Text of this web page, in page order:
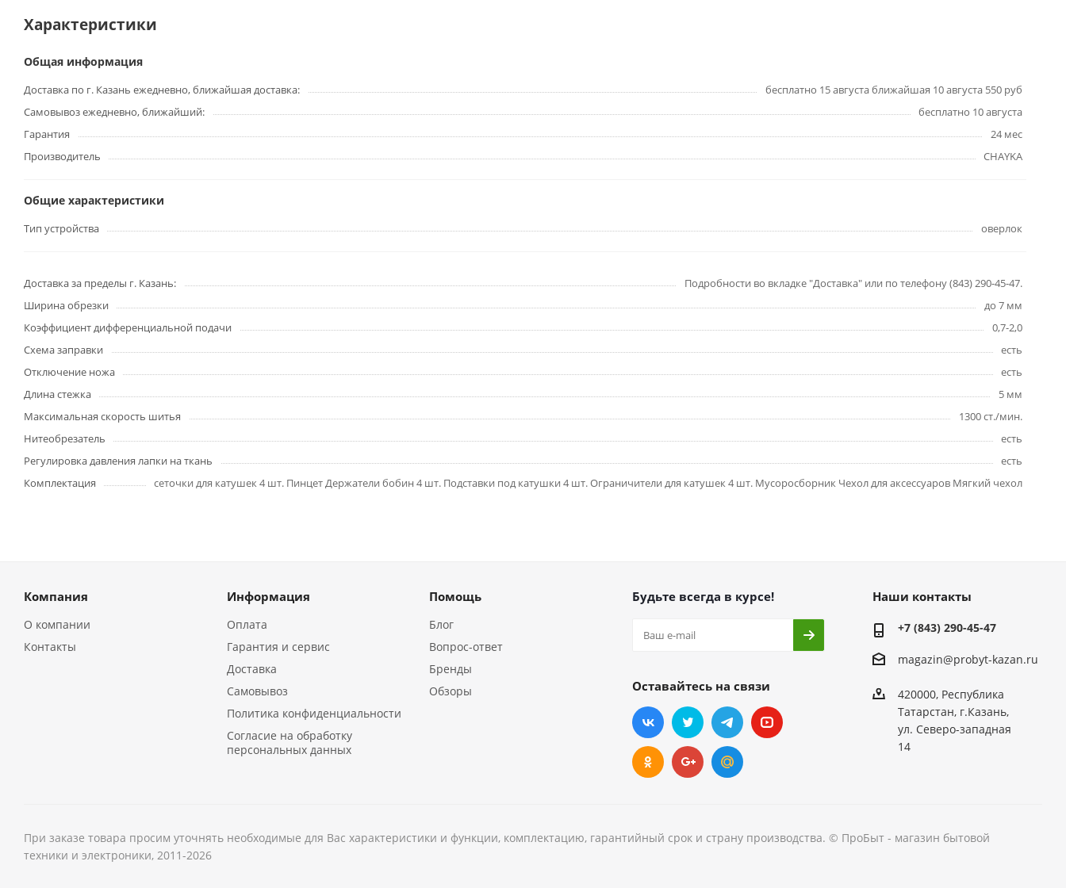
Характеристики
Общая информация
Доставка по г. Казань ежедневно, ближайшая доставка:
бесплатно 15 августа ближайшая 10 августа 550 руб
Самовывоз ежедневно, ближайший:
бесплатно 10 августа
Гарантия
24 мес
Производитель
CHAYKA
Общие характеристики
Тип устройства оверлок
Доставка за пределы г. Казань:
Подробности во вкладке "Доставка" или по телефону (843) 290-45-47.
Ширина обрезки
до 7 мм
Коэффициент дифференциальной подачи
0,7-2,0
Схема заправки
есть
Отключение ножа
есть
Длина стежка
5 мм
Максимальная скорость шитья
1300 ст./мин.
Нитеобрезатель
есть
Регулировка давления лапки на ткань
есть
Комплектация
сеточки для катушек 4 шт. Пинцет Держатели бобин 4 шт. Подставки под катушки 4 шт. Ограничители для катушек 4 шт. Мусоросборник Чехол для аксессуаров Мягкий чехол
Компания
О компании
Контакты
Информация
Оплата
Гарантия и сервис
Доставка
Самовывоз
Политика конфиденциальности
Согласие на обработку
персональных данных
Помощь
Блог
Вопрос-ответ
Бренды
Обзоры
Будьте всегда в курсе!
Оставайтесь на связи
Наши контакты
+7 (843) 290-45-47
magazin@probyt-kazan.ru
420000, Республика
Татарстан, г.Казань,
ул. Северо-западная
14
При заказе товара просим уточнять необходимые для Вас характеристики и функции, комплектацию, гарантийный срок и страну производства. © ПроБыт - магазин бытовой
техники и электроники, 2011-2026